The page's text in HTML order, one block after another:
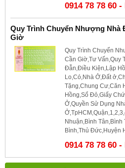
0914 78 78 60
Quy Trình Chuyển Nhượng Nhà
Giờ
Quy Trình Chuyển
Cần Giờ,Tư Vấn,Quy
Đẫn,Điều Kiện,Lập
Lo,Có,Nhà Ở,Đất
Tặng,Chung Cư,Căn
Hồng,Sổ Đỏ,Giấy
Ở,Quyền Sử Dụng
Nhuận,Bình Tân,Bình
Bình,Thủ Đức,Huyện
0914 78 78 60